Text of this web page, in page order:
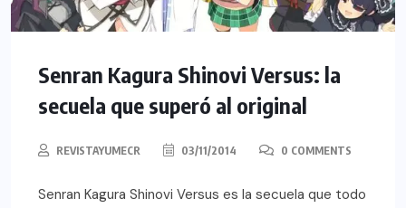
Senran Kagura Shinovi Versus: la
secuela que superó al original
REVISTAYUMECR 03/11/2014 0 COMMENTS
Senran Kagura Shinovi Versus es la secuela que todo